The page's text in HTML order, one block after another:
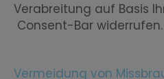
Verabreitung auf Basis
Consent-Bar widerrufen.
Vermeidung von